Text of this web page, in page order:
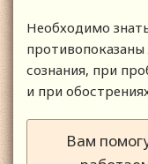
Необходимо
сознания, при
и при
Вам